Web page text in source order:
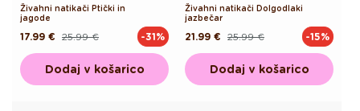
Živahni natikači Ptički in
jagode
Redna
25.99 €
Akcijska
17.99 € -31%
Dodaj v košarico
Živahni natikači Dolgodlaki
jazbečar
Redna
25.99 €
Akcijska
21.99 € -15%
Dodaj v košarico